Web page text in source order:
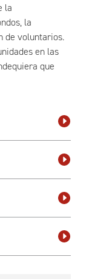
la
la
de voluntarios.
en las
que